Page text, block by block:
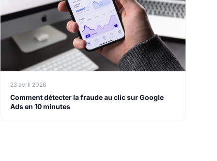
23 avril 2026
Comment détecter la fraude au clic sur Google
Ads en 10 minutes